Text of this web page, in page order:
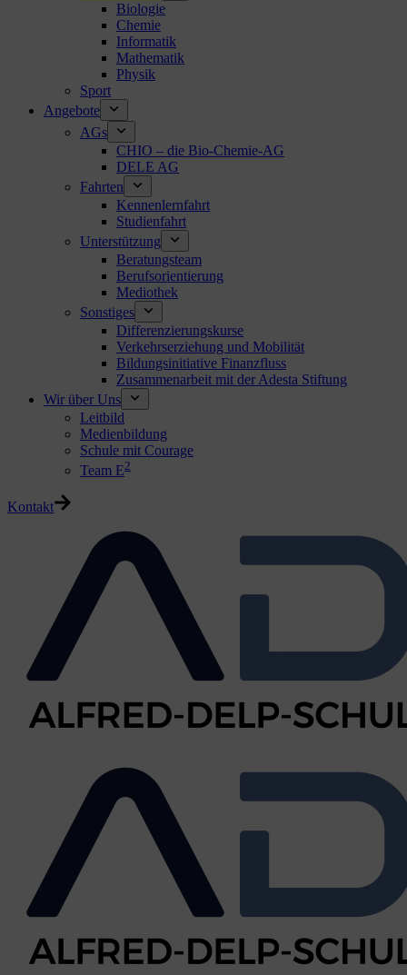
Biologie
Chemie
Informatik
Mathematik
Physik
Sport
Angebote
AGs
CHIO – die Bio-Chemie-AG
DELE AG
Fahrten
Kennenlernfahrt
Studienfahrt
Unterstützung
Beratungsteam
Berufsorientierung
Mediothek
Sonstiges
Differenzierungskurse
Verkehrserziehung und Mobilität
Bildungsinitiative Finanzfluss
Zusammenarbeit mit der Adesta Stiftung
Wir über Uns
Leitbild
Medienbildung
Schule mit Courage
Team E2
Kontakt